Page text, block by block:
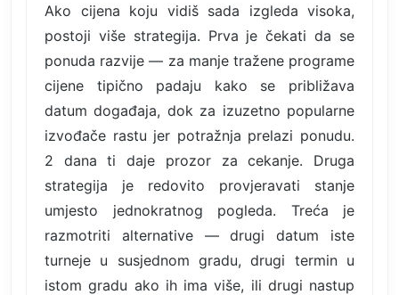
Ako cijena koju vidiš sada izgleda visoka,
postoji više strategija. Prva je čekati da se
ponuda razvije — za manje tražene programe
cijene tipično padaju kako se približava
datum događaja, dok za izuzetno popularne
izvođače rastu jer potražnja prelazi ponudu.
2 dana ti daje prozor za cekanje. Druga
strategija je redovito provjeravati stanje
umjesto jednokratnog pogleda. Treća je
razmotriti alternative — drugi datum iste
turneje u susjednom gradu, drugi termin u
istom gradu ako ih ima više, ili drugi nastup